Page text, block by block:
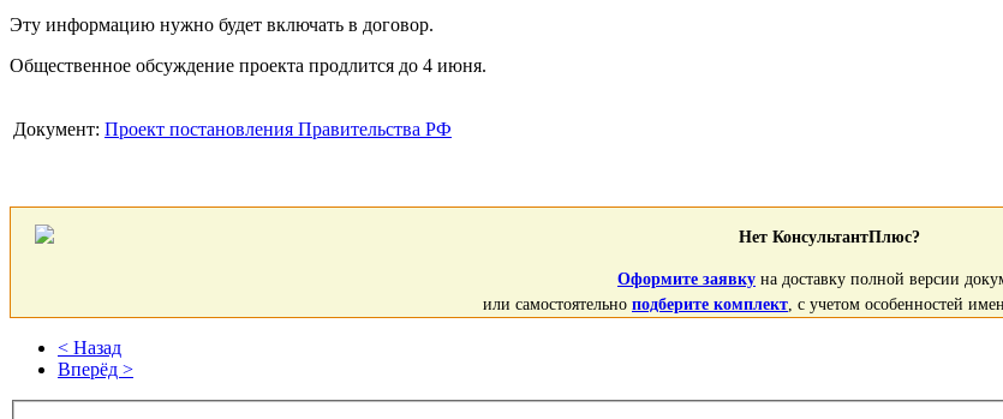
Эту информацию нужно будет включать в договор.
Общественное обсуждение проекта продлится до 4 июня.
Документ: Проект постановления Правительства РФ
Нет КонсультантПлюс?
Оформите заявку на доставку полной версии
или самостоятельно подберите комплект , с учетом особенностей
< Назад
Вперёд >